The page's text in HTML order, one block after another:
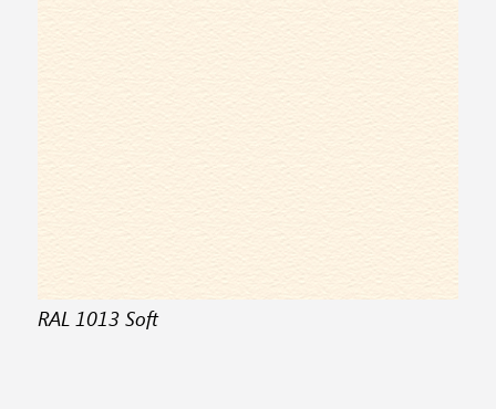
RAL 1013 Soft